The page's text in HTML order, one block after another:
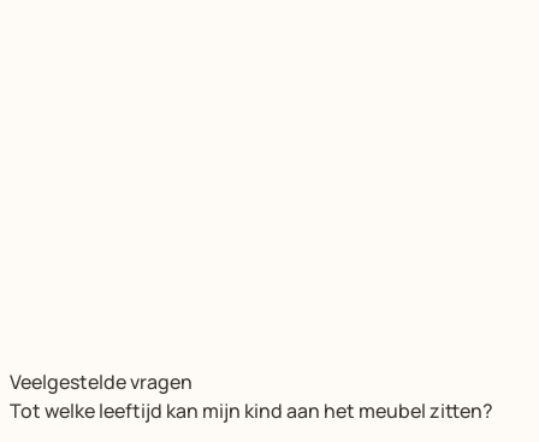
Veelgestelde vragen
Tot welke leeftijd kan mijn kind aan het meubel zitten?